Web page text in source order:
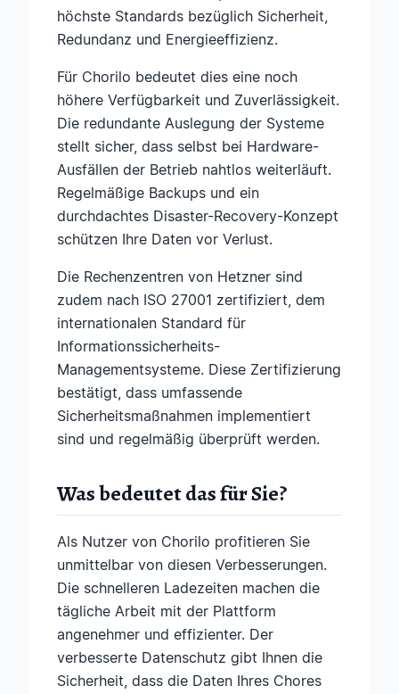
höchste Standards bezüglich Sicherheit,
Redundanz und Energieeffizienz.
Für Chorilo bedeutet dies eine noch
höhere Verfügbarkeit und Zuverlässigkeit.
Die redundante Auslegung der Systeme
stellt sicher, dass selbst bei Hardware-
Ausfällen der Betrieb nahtlos weiterläuft.
Regelmäßige Backups und ein
durchdachtes Disaster-Recovery-Konzept
schützen Ihre Daten vor Verlust.
Die Rechenzentren von Hetzner sind
zudem nach ISO 27001 zertifiziert, dem
internationalen Standard für
Informationssicherheits-
Managementsysteme. Diese Zertifizierung
bestätigt, dass umfassende
Sicherheitsmaßnahmen implementiert
sind und regelmäßig überprüft werden.
Was bedeutet das für Sie?
Als Nutzer von Chorilo profitieren Sie
unmittelbar von diesen Verbesserungen.
Die schnelleren Ladezeiten machen die
tägliche Arbeit mit der Plattform
angenehmer und effizienter. Der
verbesserte Datenschutz gibt Ihnen die
Sicherheit, dass die Daten Ihres Chores